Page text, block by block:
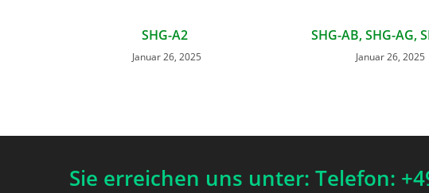
SHG-A2
Januar 26, 2025
SHG-AB, SHG-AG,
Januar 26, 2025
Sie erreichen uns unter: Telefon: